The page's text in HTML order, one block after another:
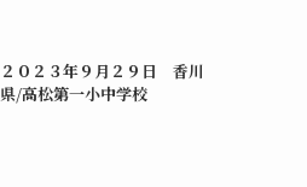
２０２３年９月２９日 香川
県/高松第一小中学校